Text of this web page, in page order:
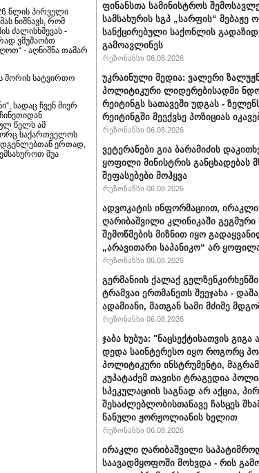
წლის პირველი
ნიშნავს, რომ
ძალისხმევას -
ვმუშაობთ
- აღნიშნა თამარ
შორის სატვირთო
სადაც ჩვენ მიერ
წელს ამ
საქართველოს
ერთად,
შუა
ფინანსთა სამინისტროს
სამსახურის სგპ „სარფის“ მებაჟე
სანქცირებული საქონლის
გამოავლინეს
რეზონანსი 06.08.2026
უკრაინული მედია: ვალერი
პოლიტიკური ლიდერებისადმი
რეიტინგს სათავეში უდგას -
რეიტინგში მეექვსე პოზიციას
რეზონანსი 06.08.2026
ვეტერანები გია ბარამიძის
ყოფილი მინისტრის განცხადებას
შეფასებები მოჰყვა
რეზონანსი 06.08.2026
ადვოკატის ინფორმაციით, ირაკლი
ღარიბაშვილი კლინიკაში გეგმური
შემოწმების მიზნით იყო
„არავითარი საპანიკო“ არ
რეზონანსი 06.08.2026
გერმანიის ქალაქ
ტრამვაი ერთმანეთს შეეჯახა -
ადამიანი, მათგან სამი მძიმე
რეზონანსი 06.08.2026
ჯაბა ხუბუა: "ნაცსექტისათვის გიგა
დედა საინტერესო იყო როგორც
პოლიტიკური ინსტრუმენტი,
კუპატაძემ თავისი ტრაგედია
სპეკულაციის საგნად არ აქცია,
შესაძლებლობისთანავე ჩასცეს
ნანული ჟორჟოლიანის ხელით
რეზონანსი 06.08.2026
ირაკლი ღარიბაშვილი
საავადმყოფოში მოხვდა - რის